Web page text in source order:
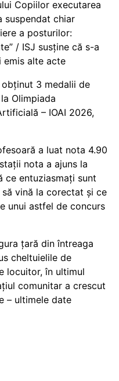
Copiilor executarea
suspendat chiar
a posturilor:
/ ISJ susține că s-a
emis alte acte
obținut 3 medalii de
Olimpiada
– IOAI 2026,
a luat nota 4.90
nota a ajuns la
ce entuziasmați sunt
vină la corectat și ce
unui astfel de concurs
țară din întreaga
cheltuielile de
locuitor, în ultimul
comunitar a crescut
– ultimele date